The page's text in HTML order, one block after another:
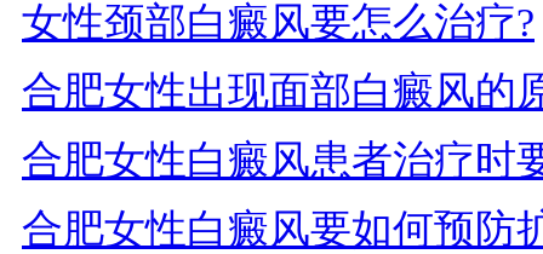
女性颈部白癜风要怎么治疗?
合肥女性出现面部白癜风的
合肥女性白癜风患者治疗时
合肥女性白癜风要如何预防